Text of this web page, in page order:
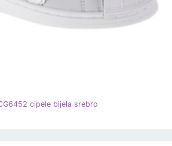
cipele bijela srebro